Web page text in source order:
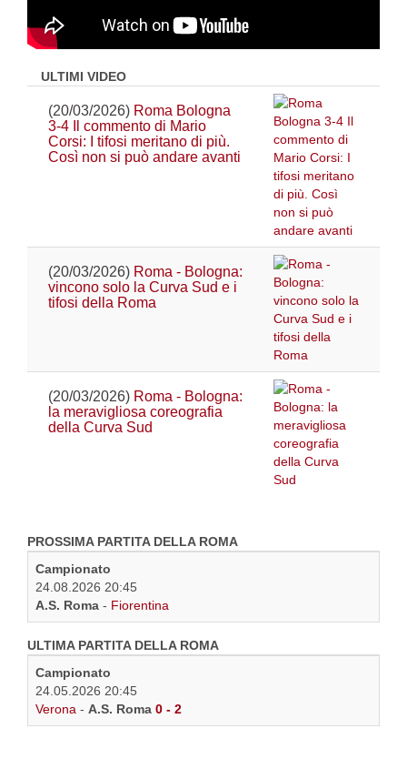
ULTIMI VIDEO
(20/03/2026) Roma Bologna
3-4 Il commento di Mario
Corsi: I tifosi meritano di più.
Così non si può andare avanti
(20/03/2026) Roma - Bologna:
vincono solo la Curva Sud e i
tifosi della Roma
(20/03/2026) Roma - Bologna:
la meravigliosa coreografia
della Curva Sud
PROSSIMA PARTITA DELLA ROMA
Campionato
24.08.2026 20:45
A.S. Roma - Fiorentina
ULTIMA PARTITA DELLA ROMA
Campionato
24.05.2026 20:45
Verona - A.S. Roma 0 - 2